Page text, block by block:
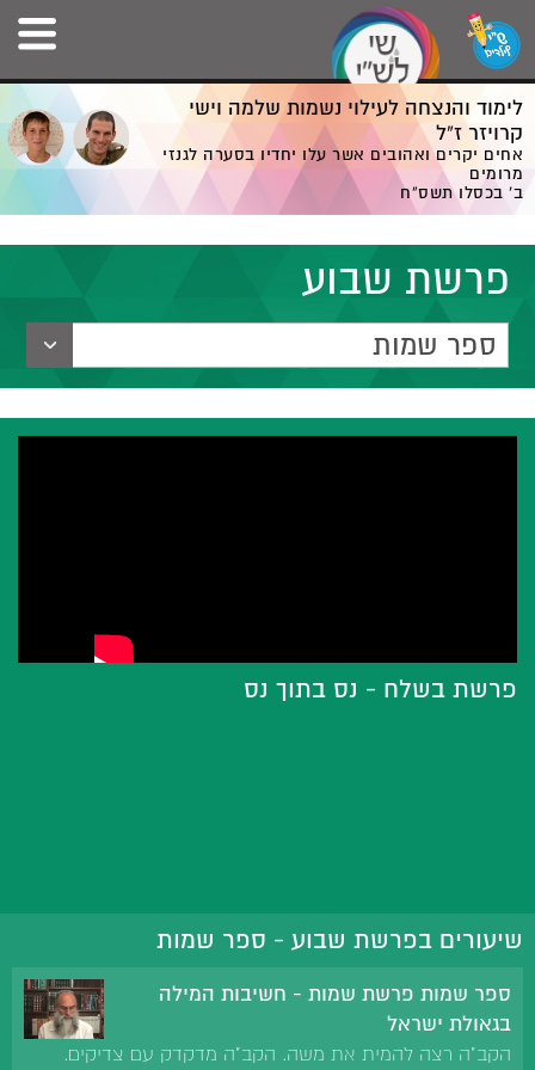
לימוד והנצחה לעילוי נשמות שלמה וישי
קרויזר ז”ל
אחים יקרים ואהובים אשר עלו יחדיו בסערה לגנזי
מרומים
ב' בכסלו תשס”ח
פרשת שבוע
ספר שמות
פרשת בשלח - נס בתוך נס
שיעורים בפרשת שבוע - ספר שמות
ספר שמות פרשת שמות - חשיבות המילה
בגאולת ישראל
הקב"ה רצה להמית את משה. הקב"ה מדקדק עם צדיקים.